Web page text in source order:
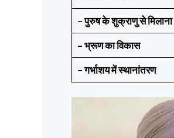
–पुरुष के शुक्राणु से मिलाना
– भ्रूण का विकास
–गर्भाशय में स्थानांतरण